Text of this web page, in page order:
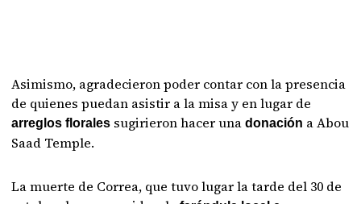
Asimismo, agradecieron poder contar con la presencia
de quienes puedan asistir a la misa y en lugar de
arreglos florales sugirieron hacer unadonación a Abou
Saad Temple.
La muerte de Correa, que tuvo lugar la tarde del 30 de